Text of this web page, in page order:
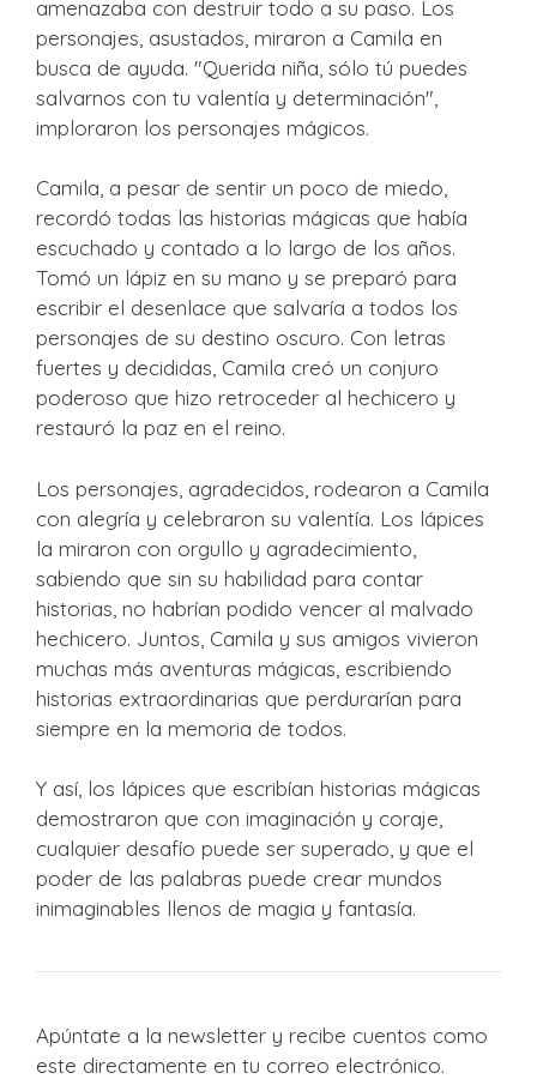
amenazaba con destruir todo a su paso. Los
personajes, asustados, miraron a Camila en
busca de ayuda. "Querida niña, sólo tú puedes
salvarnos con tu valentía y determinación",
imploraron los personajes mágicos.
Camila, a pesar de sentir un poco de miedo,
recordó todas las historias mágicas que había
escuchado y contado a lo largo de los años.
Tomó un lápiz en su mano y se preparó para
escribir el desenlace que salvaría a todos los
personajes de su destino oscuro. Con letras
fuertes y decididas, Camila creó un conjuro
poderoso que hizo retroceder al hechicero y
restauró la paz en el reino.
Los personajes, agradecidos, rodearon a Camila
con alegría y celebraron su valentía. Los lápices
la miraron con orgullo y agradecimiento,
sabiendo que sin su habilidad para contar
historias, no habrían podido vencer al malvado
hechicero. Juntos, Camila y sus amigos vivieron
muchas más aventuras mágicas, escribiendo
historias extraordinarias que perdurarían para
siempre en la memoria de todos.
Y así, los lápices que escribían historias mágicas
demostraron que con imaginación y coraje,
cualquier desafío puede ser superado, y que el
poder de las palabras puede crear mundos
inimaginables llenos de magia y fantasía.
Apúntate a la newsletter y recibe cuentos como
este directamente en tu correo electrónico.